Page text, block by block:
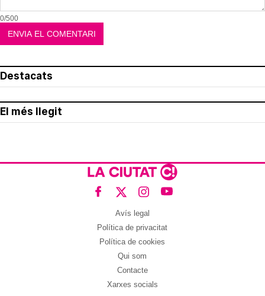
0/500
Destacats
El més llegit
Avís legal
Política de privacitat
Política de cookies
Qui som
Contacte
Xarxes socials